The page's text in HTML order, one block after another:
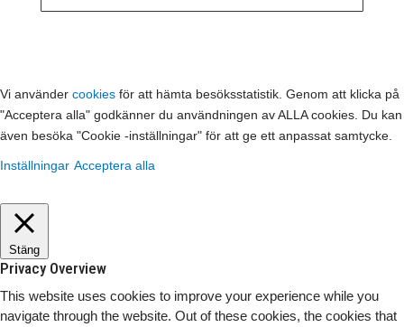
Vi använder cookies för att hämta besöksstatistik. Genom att klicka på
"Acceptera alla" godkänner du användningen av ALLA cookies. Du kan
även besöka "Cookie -inställningar" för att ge ett anpassat samtycke.
Inställningar Acceptera alla
Stäng
Privacy Overview
This website uses cookies to improve your experience while you
navigate through the website. Out of these cookies, the cookies that